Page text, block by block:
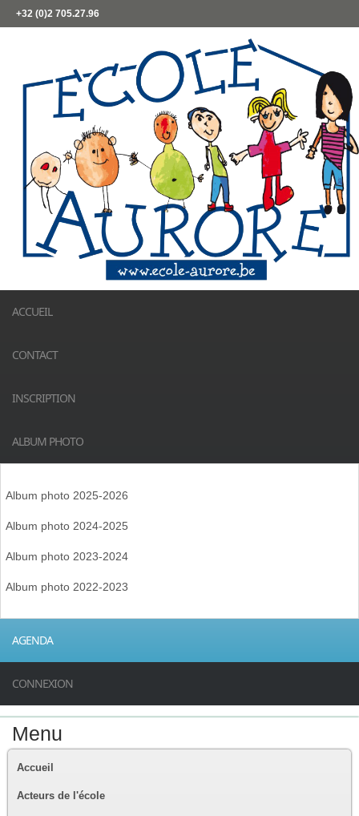
+32 (0)2 705.27.96
ACCUEIL
CONTACT
INSCRIPTION
ALBUM PHOTO
Album photo 2025-2026
Album photo 2024-2025
Album photo 2023-2024
Album photo 2022-2023
AGENDA
CONNEXION
Menu
Accueil
Acteurs de l'école